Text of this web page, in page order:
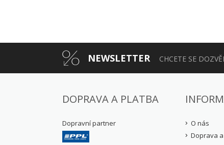
NEWSLETTER CHCETE SE
DOPRAVA A PLATBA
Dopravní partner
O nás
Doprava